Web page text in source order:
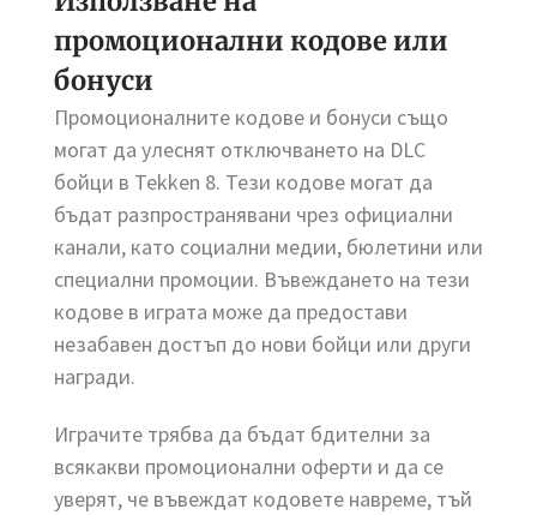
промоционални кодове или
бонуси
Промоционалните кодове и бонуси също
могат да улеснят отключването на DLC
бойци в Tekken 8. Тези кодове могат да
бъдат разпространявани чрез официални
канали, като социални медии, бюлетини или
специални промоции. Въвеждането на тези
кодове в играта може да предостави
незабавен достъп до нови бойци или други
награди.
Играчите трябва да бъдат бдителни за
всякакви промоционални оферти и да се
уверят, че въвеждат кодовете навреме, тъй